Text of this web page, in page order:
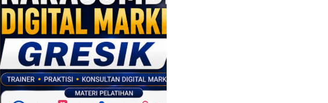
Narasumber
Digital Marketing
Gresik:
Meningkatkan
Daya Saing SDM
dan Bisnis di Era
Transformasi
Digital